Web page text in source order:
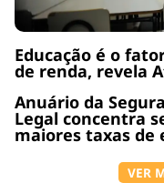
Educação é o
de renda, revela
Anuário da
Legal concentra
maiores taxas de
VER